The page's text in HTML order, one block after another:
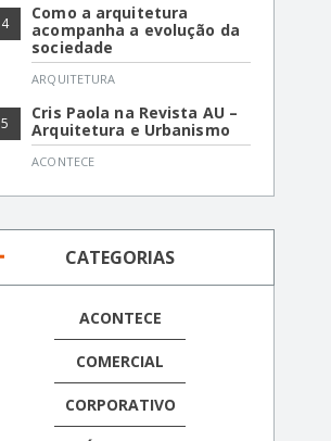
4
Como a arquitetura
acompanha a evolução da
sociedade
ARQUITETURA
5
Cris Paola na Revista AU –
Arquitetura e Urbanismo
ACONTECE
CATEGORIAS
ACONTECE
COMERCIAL
CORPORATIVO